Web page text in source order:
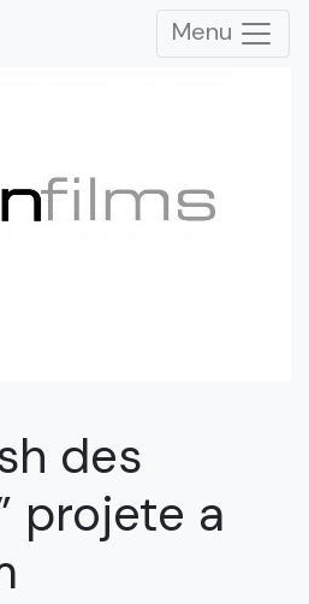
Menu
des
projete a